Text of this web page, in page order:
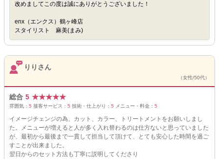
改めましてこの度は誠にありがとうございました！
enx（エンクス）鶴ヶ峰店
スタイリスト 麻美(まみ)
りりさん
（女性/50代）
総合 5 ★★★★★
雰囲気： 5 接客サービス： 5 技術・仕上がり： 5 メニュー・料金： 5
イメージチェンジの為、カット、カラー、トリートメントをお願いしまし
た。メニューが増えると人が多く入れ替わるのは仕方ないと思っていました
が、最初から最後まで一貫して担当して頂けて、とても安心した時間を過ご
すことが出来ました。
翌日からのセット方法も丁寧に説明してくださり